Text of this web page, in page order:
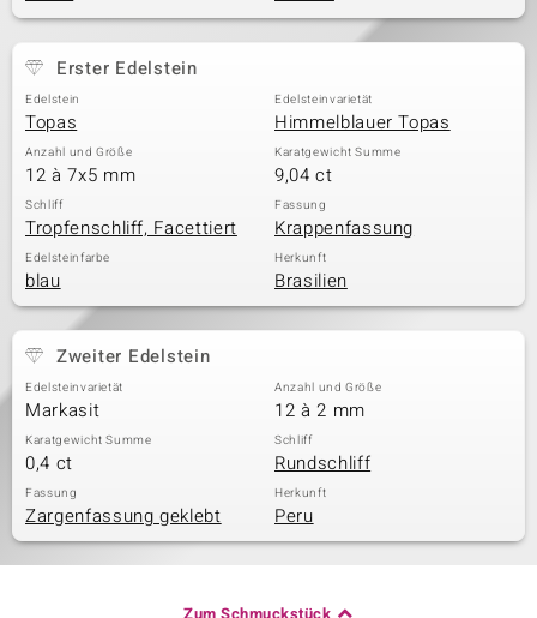
Erster Edelstein
Edelstein
Topas
Edelsteinvarietät
Himmelblauer Topas
Anzahl und Größe
12 à 7x5 mm
Karatgewicht Summe
9,04 ct
Schliff
Tropfenschliff, Facettiert
Fassung
Krappenfassung
Edelsteinfarbe
blau
Herkunft
Brasilien
Zweiter Edelstein
Edelsteinvarietät
Markasit
Anzahl und Größe
12 à 2 mm
Karatgewicht Summe
0,4 ct
Schliff
Rundschliff
Fassung
Zargenfassung geklebt
Herkunft
Peru